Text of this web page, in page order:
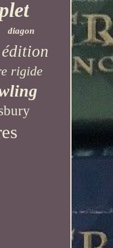
diagon
édition
rigide